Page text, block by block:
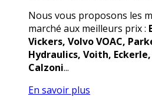
Nous vous proposons les
marché aux meilleurs prix :
Vickers, Volvo VOAC,
Hydraulics, Voith,
Calzoni...
En savoir plus